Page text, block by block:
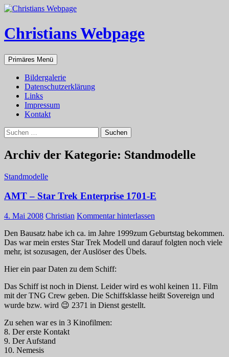
Zum
springen
Christians Webpage
Suchen
Primäres Menü
Bildergalerie
Datenschutzerklärung
Links
Impressum
Kontakt
Suchen
nach:
Archiv der Kategorie: Standmodelle
Standmodelle
AMT – Star Trek Enterprise 1701-E
4. Mai 2008 Christian Kommentar hinterlassen
Den Bausatz habe ich ca. im Jahre 1999zum Geburtstag bekommen.
Das war mein erstes Star Trek Modell und darauf folgten noch viele
mehr, ist sozusagen, der Auslöser des Übels.
Hier ein paar Daten zu dem Schiff:
Das Schiff ist noch in Dienst. Leider wird es wohl keinen 11. Film
mit der TNG Crew geben. Die Schiffsklasse heißt Sovereign und
wurde bzw. wird 😉 2371 in Dienst gestellt.
Zu sehen war es in 3 Kinofilmen:
8. Der erste Kontakt
9. Der Aufstand
10. Nemesis